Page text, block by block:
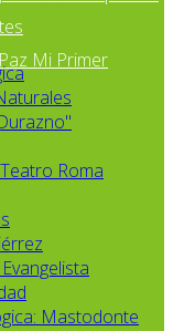
Mi Primer
Roma
Mastodonte